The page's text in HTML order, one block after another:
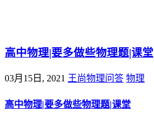
高中物理|要多做些物理题|课堂
03月15日, 2021 王尚物理问答 物理
高中物理|要多做些物理题|课堂